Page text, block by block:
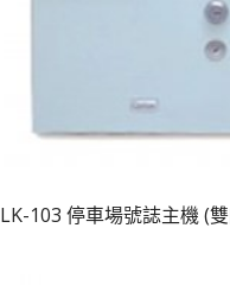
LK-103 停車場號誌主機 (